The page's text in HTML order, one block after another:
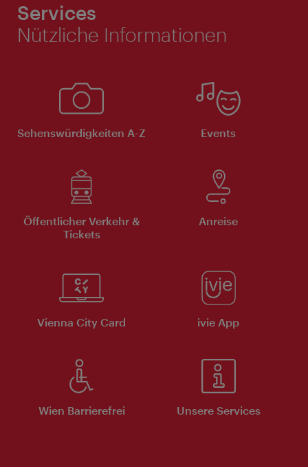
Services
Nützliche Informationen
Sehenswürdigkeiten A-Z Events
Öffentlicher Verkehr &
Tickets
Anreise
Vienna City Card ivie App
Wien Barrierefrei Unsere Services